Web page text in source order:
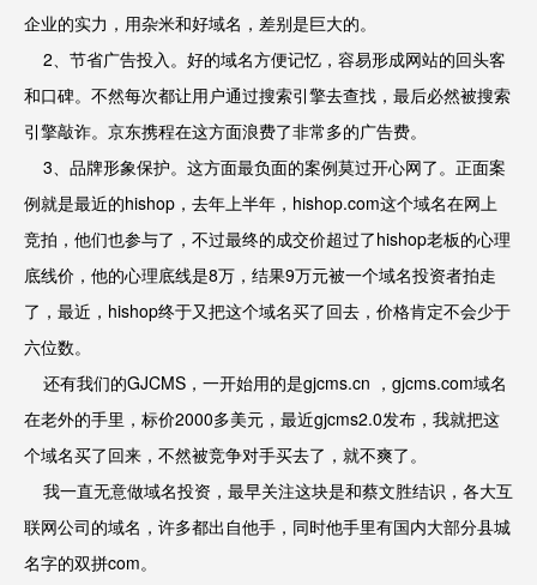
企业的实力，用杂米和好域名，差别是巨大的。
2、节省广告投入。好的域名方便记忆，容易形成网站的回头客
和口碑。不然每次都让用户通过搜索引擎去查找，最后必然被搜索
引擎敲诈。京东携程在这方面浪费了非常多的广告费。
3、品牌形象保护。这方面最负面的案例莫过开心网了。正面案
例就是最近的hishop，去年上半年，hishop.com这个域名在网上
竞拍，他们也参与了，不过最终的成交价超过了hishop老板的心理
底线价，他的心理底线是8万，结果9万元被一个域名投资者拍走
了，最近，hishop终于又把这个域名买了回去，价格肯定不会少于
六位数。
还有我们的GJCMS，一开始用的是gjcms.cn ，gjcms.com域名
在老外的手里，标价2000多美元，最近gjcms2.0发布，我就把这
个域名买了回来，不然被竞争对手买去了，就不爽了。
我一直无意做域名投资，最早关注这块是和蔡文胜结识，各大互
联网公司的域名，许多都出自他手，同时他手里有国内大部分县城
名字的双拼com。